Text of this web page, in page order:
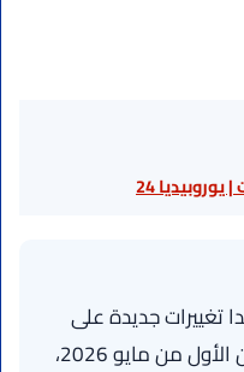
24
تغييرات جديدة على
نظام فواتير الكهرباء، اعتبارًا من الأول من مايو 2026،